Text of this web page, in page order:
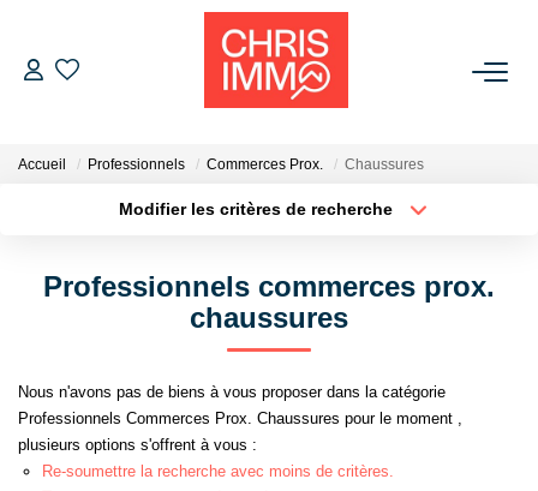
L'AGENCE
Présentation De L'agence
Accueil Professionnels Commerces Prox. Chaussures
Modifier les critères de recherche
Professionnels commerces prox.
chaussures
Nous n'avons pas de biens à vous proposer dans la catégorie
Professionnels Commerces Prox. Chaussures pour le moment ,
plusieurs options s'offrent à vous :
Re-soumettre la recherche avec moins de critères.